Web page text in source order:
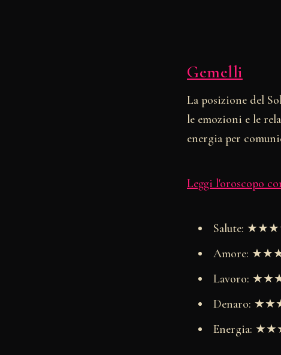
Gemelli
La posizione del
le emozioni e le
energia per
Leggi l'oroscopo
Salute:
Amore:
Lavoro:
Denaro:
Energia: